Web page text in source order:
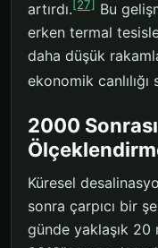
artırdı.[27] Bu
erken termal
daha düşük
ekonomik canlılığı
2000
Küresel
sonra çarpıcı bir
günde yaklaşık